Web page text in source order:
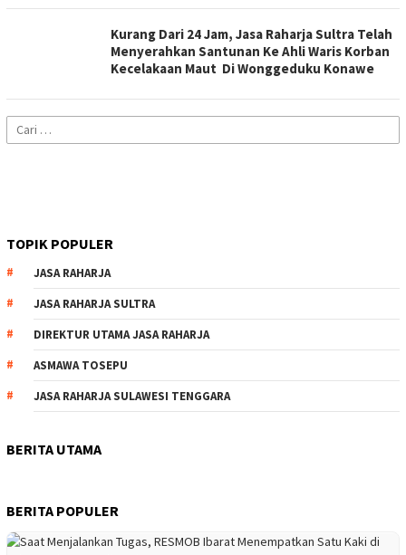
Kurang Dari 24 Jam, Jasa Raharja Sultra Telah
Menyerahkan Santunan Ke Ahli Waris Korban
Kecelakaan Maut Di Wonggeduku Konawe
Cari
untuk:
TOPIK POPULER
JASA RAHARJA
JASA RAHARJA SULTRA
DIREKTUR UTAMA JASA RAHARJA
ASMAWA TOSEPU
JASA RAHARJA SULAWESI TENGGARA
BERITA UTAMA
BERITA POPULER